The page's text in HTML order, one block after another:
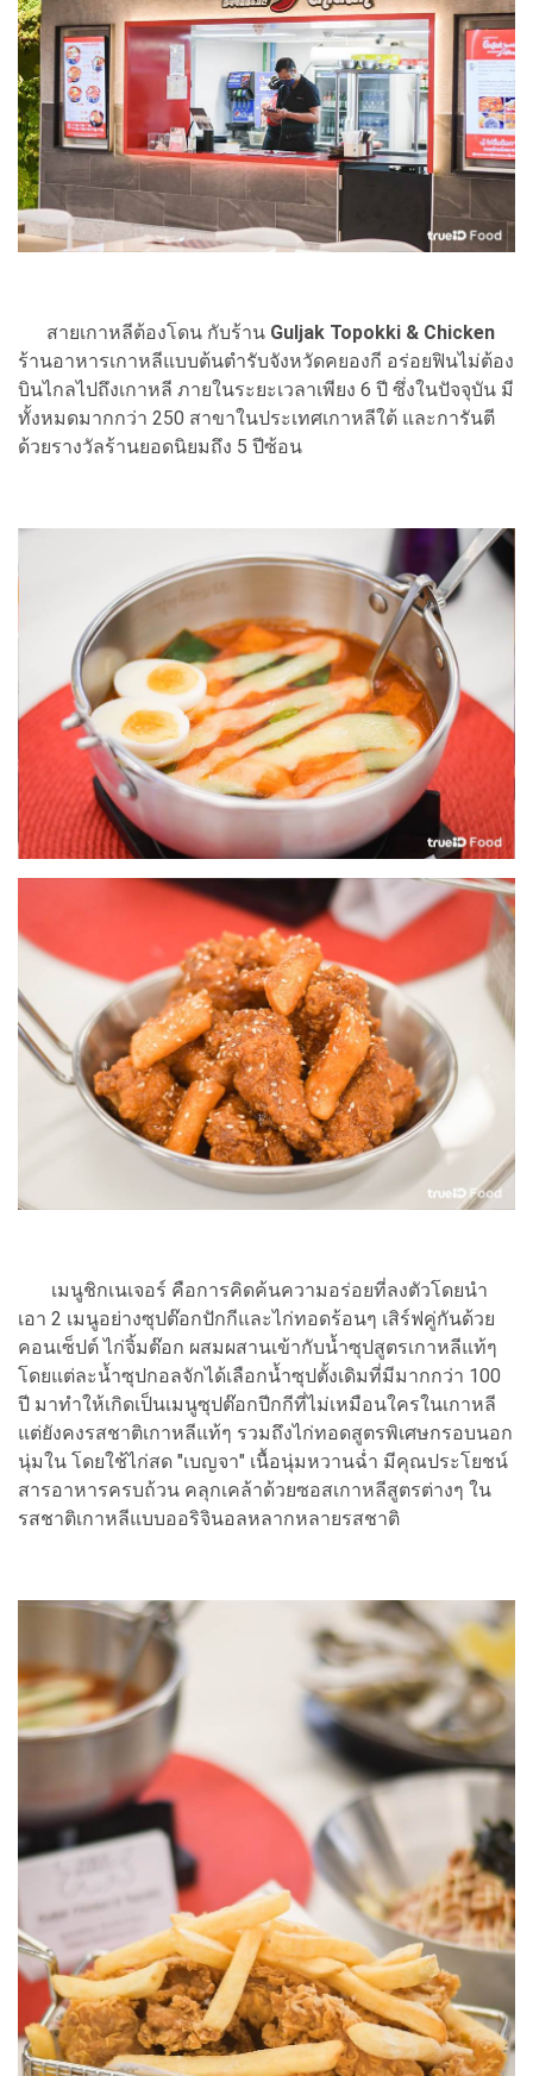
สายเกาหลีต้องโดน กับร้าน Guljak Topokki & Chicken
ร้านอาหารเกาหลีแบบต้นตำรับจังหวัดคยองกี อร่อยฟินไม่ต้อง
บินไกลไปถึงเกาหลี ภายในระยะเวลาเพียง 6 ปี ซึ่งในปัจจุบัน มี
ทั้งหมดมากกว่า 250 สาขาในประเทศเกาหลีใต้ และการันตี
ด้วยรางวัลร้านยอดนิยมถึง 5 ปีซ้อน
เมนูชิกเนเจอร์ คือการคิดค้นความอร่อยที่ลงตัวโดยนำ
เอา 2 เมนูอย่างซุปต๊อกปักกีและไก่ทอดร้อนๆ เสิร์ฟคู่กันด้วย
คอนเซ็ปต์ ไก่จิ้มต๊อก ผสมผสานเข้ากับน้ำซุปสูตรเกาหลีแท้ๆ
โดยแต่ละน้ำซุปกอลจักได้เลือกน้ำซุปตั้งเดิมที่มีมากกว่า 100
ปี มาทำให้เกิดเป็นเมนูซุปต๊อกปีกกีที่ไม่เหมือนใครในเกาหลี
แต่ยังคงรสชาติเกาหลีแท้ๆ รวมถึงไก่ทอดสูตรพิเศษกรอบนอก
นุ่มใน โดยใช้ไก่สด "เบญจา" เนื้อนุ่มหวานฉ่ำ มีคุณประโยชน์
สารอาหารครบถ้วน คลุกเคล้าด้วยซอสเกาหลีสูตรต่างๆ ใน
รสชาติเกาหลีแบบออริจินอลหลากหลายรสชาติ